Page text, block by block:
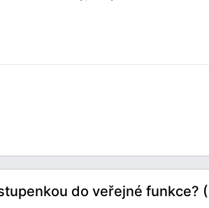
do veřejné funkce?